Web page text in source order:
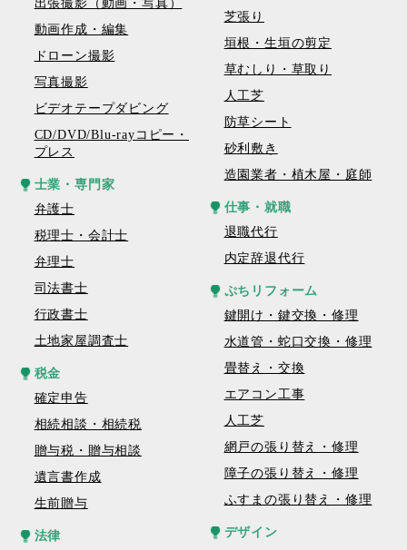
出張撮影（動画・写真）
動画作成・編集
ドローン撮影
写真撮影
ビデオテープダビング
CD/DVD/Blu-rayコピー・
プレス
士業・専門家
弁護士
税理士・会計士
弁理士
司法書士
行政書士
土地家屋調査士
税金
確定申告
相続相談・相続税
贈与税・贈与相談
遺言書作成
生前贈与
法律
芝張り
垣根・生垣の剪定
草むしり・草取り
人工芝
防草シート
砂利敷き
造園業者・植木屋・庭師
仕事・就職
退職代行
内定辞退代行
ぷちリフォーム
鍵開け・鍵交換・修理
水道管・蛇口交換・修理
畳替え・交換
エアコン工事
人工芝
網戸の張り替え・修理
障子の張り替え・修理
ふすまの張り替え・修理
デザイン